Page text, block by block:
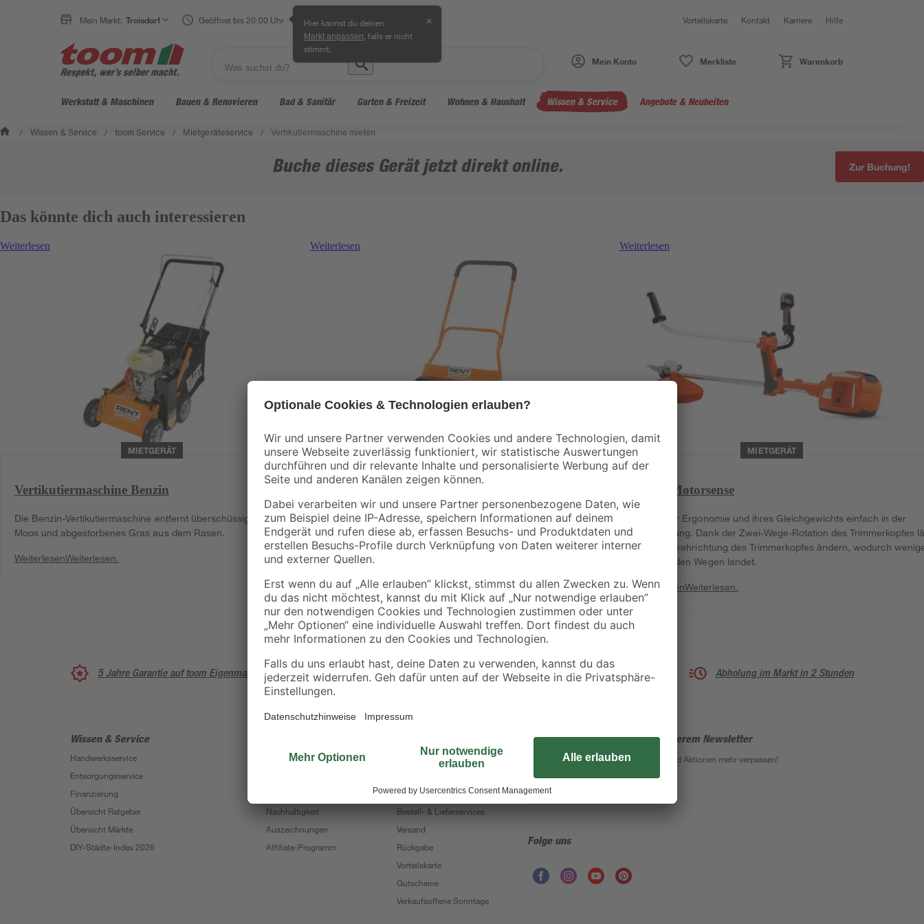
Mein Markt: Troisdorf Geöffnet bis 20:00 Uhr Hier kannst du deinen
Markt anpassen , falls er nicht
stimmt.
✕ Vorteilskarte Kontakt Karriere Hilfe
Mein Konto Merkliste Warenkorb
Werkstatt & Maschinen Bauen & Renovieren Bad & Sanitär Garten & Freizeit Wohnen & Haushalt Wissen & Service Angebote & Neuheiten
/ Wissen & Service / toom Service / Mietgeräteservice / Vertikutiermaschine mieten
Buche dieses Gerät jetzt direkt online. Zur Buchung!
Das könnte dich auch interessieren
Weiterlesen
MIETGERÄT
Vertikutiermaschine Benzin
Die Benzin-Vertikutiermaschine entfernt überschüssige Wurzeln,
Moos und abgestorbenes Gras aus dem Rasen.
WeiterlesenWeiterlesen.
Weiterlesen
MIETGERÄT
Diese handbedienbare Rasenwalze vereinfacht das Festwalzen des
Bodens. Vor der Verwendung muss die Rasenwalze mit Wasser
gefüllt werden.
Weiterlesen
MIETGERÄT
Akku-Motorsense
Dank ihrer Ergonomie und ihres Gleichgewichts einfach in der
Handhabung. Dank der Zwei-Wege-Rotation des Trimmerkopfes
sich die Drehrichtung des Trimmerkopfes ändern, wodurch
Gras auf den Wegen landet.
WeiterlesenWeiterlesen.
5 Jahre Garantie auf toom Eigenmarken Sorglos, 90 Tage Umtauschgarantie Abholung im Markt in 2 Stunden
Wissen & Service
Handwerksservice
Entsorgungsservice
Finanzierung
Übersicht Ratgeber
Übersicht Märkte
DIY-Städte-Index 2026
Über uns
Nachhaltigkeit
Auszeichnungen
Affiliate-Programm
Leichte Sprache
Zahlungsarten
Bestell- & Lieferservices
Versand
Rückgabe
Vorteilskarte
Gutscheine
Verkaufsoffene Sonntage
Bleib auf dem Laufenden mit unserem Newsletter
Der toom Newsletter: Keine Angebote und Aktionen mehr verpassen!
Zur Newsletter Anmeldung
Folge uns